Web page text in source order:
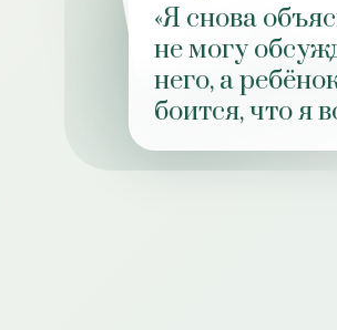
«Я снова
не могу
него, а
боится, что я